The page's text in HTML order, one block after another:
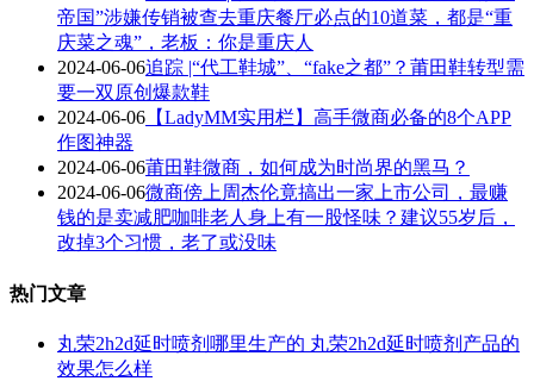
帝国”涉嫌传销被查去重庆餐厅必点的10道菜，都是“重
庆菜之魂”，老板：你是重庆人
2024-06-06追踪 |“代工鞋城”、“fake之都”？莆田鞋转型需
要一双原创爆款鞋
2024-06-06 【LadyMM实用栏】高手微商必备的8个APP
作图神器
2024-06-06莆田鞋微商，如何成为时尚界的黑马？
2024-06-06微商傍上周杰伦竟搞出一家上市公司，最赚
钱的是卖减肥咖啡老人身上有一股怪味？建议55岁后，
改掉3个习惯，老了或没味
热门文章
丸荣2h2d延时喷剂哪里生产的 丸荣2h2d延时喷剂产品的
效果怎么样